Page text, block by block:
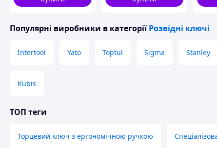
Популярні виробники в категорії Розвідні ключі
Intertool Yato Toptul Sigma Stanley
Kubis
ТОП теги
Торцевий ключ з ергономічною ручкою